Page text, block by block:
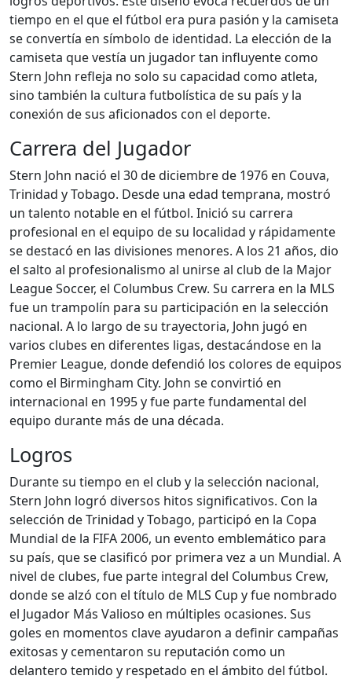
tiempo en el que el fútbol era pura pasión y la camiseta
se convertía en símbolo de identidad. La elección de la
camiseta que vestía un jugador tan influyente como
Stern John refleja no solo su capacidad como atleta,
sino también la cultura futbolística de su país y la
conexión de sus aficionados con el deporte.
Carrera del Jugador
Stern John nació el 30 de diciembre de 1976 en Couva,
Trinidad y Tobago. Desde una edad temprana, mostró
un talento notable en el fútbol. Inició su carrera
profesional en el equipo de su localidad y rápidamente
se destacó en las divisiones menores. A los 21 años, dio
el salto al profesionalismo al unirse al club de la Major
League Soccer, el Columbus Crew. Su carrera en la MLS
fue un trampolín para su participación en la selección
nacional. A lo largo de su trayectoria, John jugó en
varios clubes en diferentes ligas, destacándose en la
Premier League, donde defendió los colores de equipos
como el Birmingham City. John se convirtió en
internacional en 1995 y fue parte fundamental del
equipo durante más de una década.
Logros
Durante su tiempo en el club y la selección nacional,
Stern John logró diversos hitos significativos. Con la
selección de Trinidad y Tobago, participó en la Copa
Mundial de la FIFA 2006, un evento emblemático para
su país, que se clasificó por primera vez a un Mundial. A
nivel de clubes, fue parte integral del Columbus Crew,
donde se alzó con el título de MLS Cup y fue nombrado
el Jugador Más Valioso en múltiples ocasiones. Sus
goles en momentos clave ayudaron a definir campañas
exitosas y cementaron su reputación como un
delantero temido y respetado en el ámbito del fútbol.